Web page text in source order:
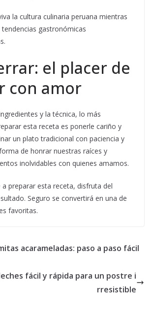
la cultura culinaria peruana mientras
gastronómicas
el placer de
con amor
y la técnica, lo más
esta receta es ponerle cariño y
un plato tradicional con paciencia y
de honrar nuestras raíces y
inolvidables con quienes amamos.
preparar esta receta, disfruta del
Seguro se convertirá en una de
favoritas.
acarameladas: paso a paso fácil
fácil y rápida para un postre i
rresistible